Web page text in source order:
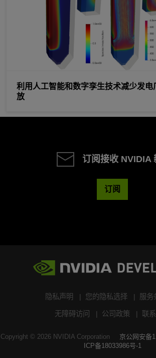
利用人工智能和数字孪生技术减少发电
放
订阅接收 NVIDIA
订阅
隐私声明 您的隐私选择 服务
无障碍访问 公司政策 联
Copyright © 2026NVIDIA Corporation 京公网安备
ICP备18033986号-1